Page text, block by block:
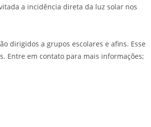
a incidência direta da luz solar nos
dirigidos a grupos escolares e afins. Esse
Entre em contato para mais informações;